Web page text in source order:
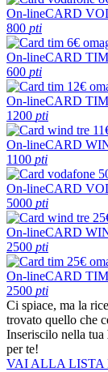
On-lineCARD
800 pti
On-lineCARD
600 pti
On-lineCARD
1200 pti
On-lineCARD
1100 pti
On-lineCARD
5000 pti
On-lineCARD
2500 pti
On-lineCARD
2500 pti
Ci spiace, ma la
trovato quello che
Inseriscilo nella tua
per te!
VAI ALLA LISTA